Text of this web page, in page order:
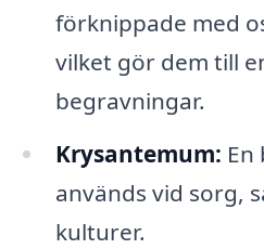
förknippade med
vilket gör dem till
begravningar.
Krysantemum: En
används vid sorg,
kulturer.